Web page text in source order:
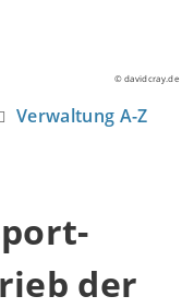
© davidcray.de
Verwaltung A-Z
der